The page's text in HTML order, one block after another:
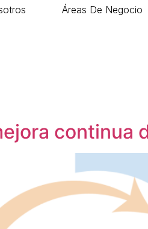
Áreas De Negocio
continua